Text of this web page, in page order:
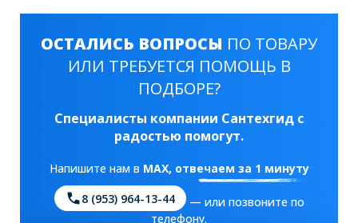
ОСТАЛИСЬ ВОПРОСЫ ПО ТОВАРУ
ИЛИ ТРЕБУЕТСЯ ПОМОЩЬ В
ПОДБОРЕ?
Специалисты компании Сантехгид с
радостью помогут.
Напишите нам в MAX, отвечаем за 1 минуту
8 (953) 964-13-44
— или позвоните по
телефону.